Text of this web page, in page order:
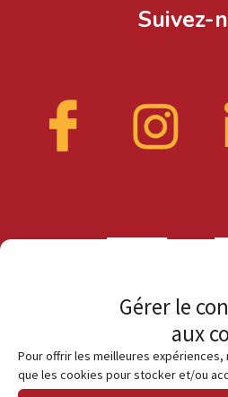
Gérer le
aux
Pour offrir les meilleures
que les cookies pour stocker et/ou
Suivez-